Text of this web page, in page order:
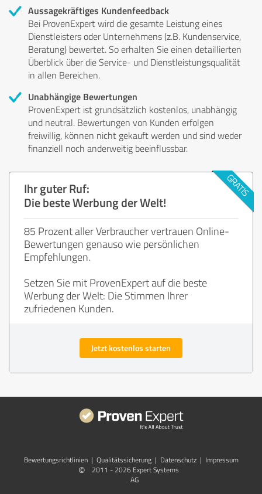
Aussagekräftiges Kundenfeedback
Bei ProvenExpert wird die gesamte Leistung eines
Dienstleisters oder Unternehmens (z.B. Kundenservice,
Beratung) bewertet. So erhalten Sie einen detaillierten
Überblick über die Service- und Dienstleistungsqualität
in allen Bereichen.
Unabhängige Bewertungen
ProvenExpert ist grundsätzlich kostenlos, unabhängig
und neutral. Bewertungen von Kunden erfolgen
freiwillig, können nicht gekauft werden und sind weder
finanziell noch anderweitig beeinflussbar.
Ihr guter Ruf:
Die beste Werbung der Welt!
85 Prozent aller Verbraucher vertrauen Online-
Bewertungen genauso wie persönlichen
Empfehlungen.
Setzen Sie mit ProvenExpert auf die beste
Werbung der Welt: Die Stimmen Ihrer
zufriedenen Kunden.
Jetzt kostenlos starten
Bewertungs­richtlinien | Qualitätssicherung | Datenschutz | Impressum
©
2011 - 2026 Expert Systems
AG